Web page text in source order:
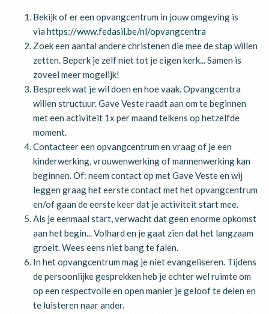
Bekijk of er een opvangcentrum in jouw omgeving is
viahttps://www.fedasil.be/nl/opvangcentra
Zoek een aantal andere christenen die mee de stap willen
zetten. Beperk je zelf niet tot je eigen kerk... Samen is
zoveel meer mogelijk!
Bespreek wat je wil doen en hoe vaak. Opvangcentra
willen structuur. Gave Veste raadt aan om te beginnen
met een activiteit 1x per maand telkens op hetzelfde
moment.
Contacteer een opvangcentrum en vraag of je een
kinderwerking, vrouwenwerking of mannenwerking kan
beginnen. Of: neem contact op met Gave Veste en wij
leggen graag het eerste contact met het opvangcentrum
en/of gaan de eerste keer dat je activiteit start mee.
Als je eenmaal start, verwacht dat geen enorme opkomst
aan het begin... Volhard en je gaat zien dat het langzaam
groeit. Wees eens niet bang te falen.
In het opvangcentrum mag je niet evangeliseren. Tijdens
de persoonlijke gesprekken heb je echter wel ruimte om
op een respectvolle en open manier je geloof te delen en
te luisteren naar ander.